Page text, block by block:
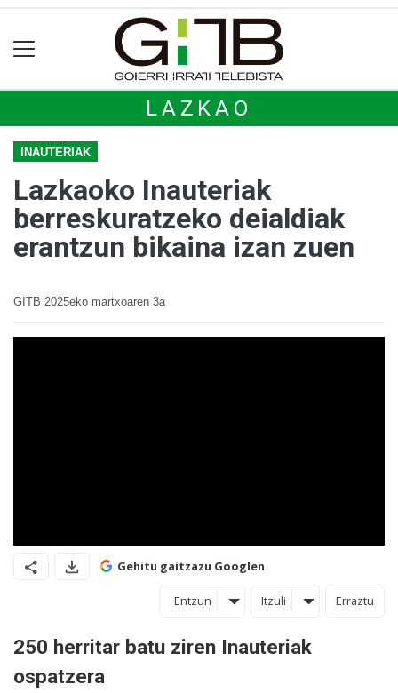
LAZKAO
INAUTERIAK
Lazkaoko Inauteriak
berreskuratzeko deialdiak
erantzun bikaina izan zuen
GITB 2025eko martxoaren 3a
Gehitu gaitzazu Googlen
Entzun Itzuli Erraztu
250 herritar batu ziren Inauteriak
ospatzera